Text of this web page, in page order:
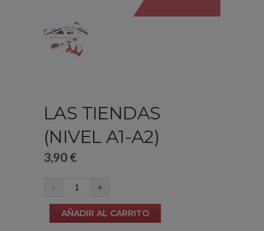
LAS TIENDAS
(NIVEL A1-A2)
3,90 €
(nivel
AÑADIR AL CARRITO